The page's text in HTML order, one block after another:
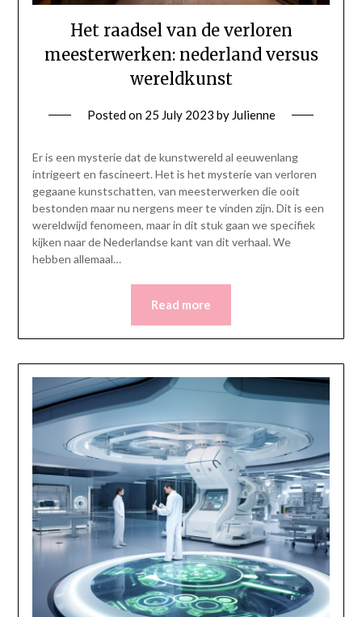
Het raadsel van de verloren
meesterwerken: nederland versus
wereldkunst
Posted on 25 July 2023 by Julienne
Er is een mysterie dat de kunstwereld al eeuwenlang
intrigeert en fascineert. Het is het mysterie van verloren
gegaane kunstschatten, van meesterwerken die ooit
bestonden maar nu nergens meer te vinden zijn. Dit is een
wereldwijd fenomeen, maar in dit stuk gaan we specifiek
kijken naar de Nederlandse kant van dit verhaal. We
hebben allemaal…
Read more